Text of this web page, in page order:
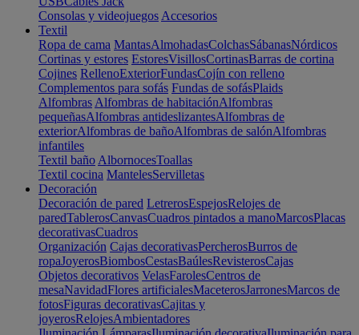
Consolas y videojuegos Accesorios
Textil
Ropa de cama MantasAlmohadasColchasSábanasNórdicos
Cortinas y estores EstoresVisillosCortinasBarras de cortina
Cojines RellenoExteriorFundasCojín con relleno
Complementos para sofás Fundas de sofásPlaids
Alfombras Alfombras de habitaciónAlfombras
pequeñasAlfombras antideslizantesAlfombras de
exteriorAlfombras de bañoAlfombras de salónAlfombras
infantiles
Textil baño AlbornocesToallas
Textil cocina MantelesServilletas
Decoración
Decoración de pared LetrerosEspejosRelojes de
paredTablerosCanvasCuadros pintados a manoMarcosPlacas
decorativasCuadros
Organización Cajas decorativasPercherosBurros de
ropaJoyerosBiombosCestasBaúlesRevisterosCajas
Objetos decorativos VelasFarolesCentros de
mesaNavidadFlores artificialesMaceterosJarronesMarcos de
fotosFiguras decorativasCajitas y
joyerosRelojesAmbientadores